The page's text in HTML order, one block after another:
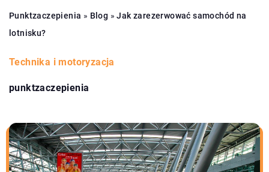
Punktzaczepienia » Blog »Jak zarezerwować samochód na
lotnisku?
Technika i motoryzacja
punktzaczepienia